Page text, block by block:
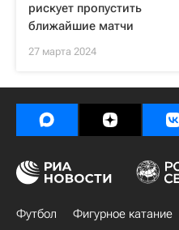
рискует пропустить
ближайшие матчи
27 марта 2024
Футбол Фигурное катание